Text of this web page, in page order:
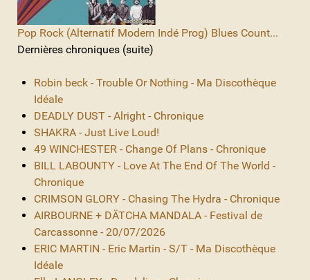
Pop Rock (Alternatif Modern Indé Prog) Blues Count...
Dernières chroniques (suite)
Robin beck - Trouble Or Nothing - Ma Discothèque
Idéale
DEADLY DUST - Alright - Chronique
SHAKRA - Just Live Loud!
49 WINCHESTER - Change Of Plans - Chronique
BILL LABOUNTY - Love At The End Of The World -
Chronique
CRIMSON GLORY - Chasing The Hydra - Chronique
AIRBOURNE + DÄTCHA MANDALA - Festival de
Carcassonne - 20/07/2026
ERIC MARTIN - Eric Martin - S/T - Ma Discothèque
Idéale